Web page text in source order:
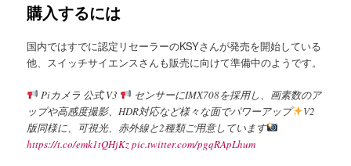
購入するには
国内ではすでに認定リセーラーのKSYさんが発売を開始している
他、スイッチサイエンスさんも販売に向けて準備中のようです。
Piカメラ 公式 V3
センサーにIMX708を採用し、画素数のア
ップや高感度撮影、HDR対応など様々な面でパワーアップ
V2
版同様に、可視光、赤外線と2種類ご用意しています
https://t.co/emk1tQHjKzpic.twitter.com/pgqRApLhum